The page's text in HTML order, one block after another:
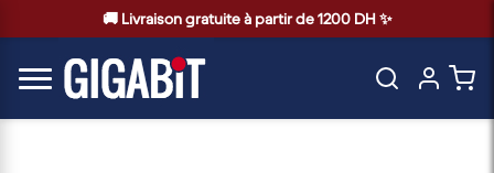
🚚 Livraison gratuite à partir de 1200 DH ✨